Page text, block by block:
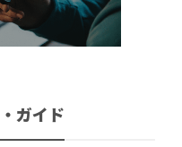
ガイド